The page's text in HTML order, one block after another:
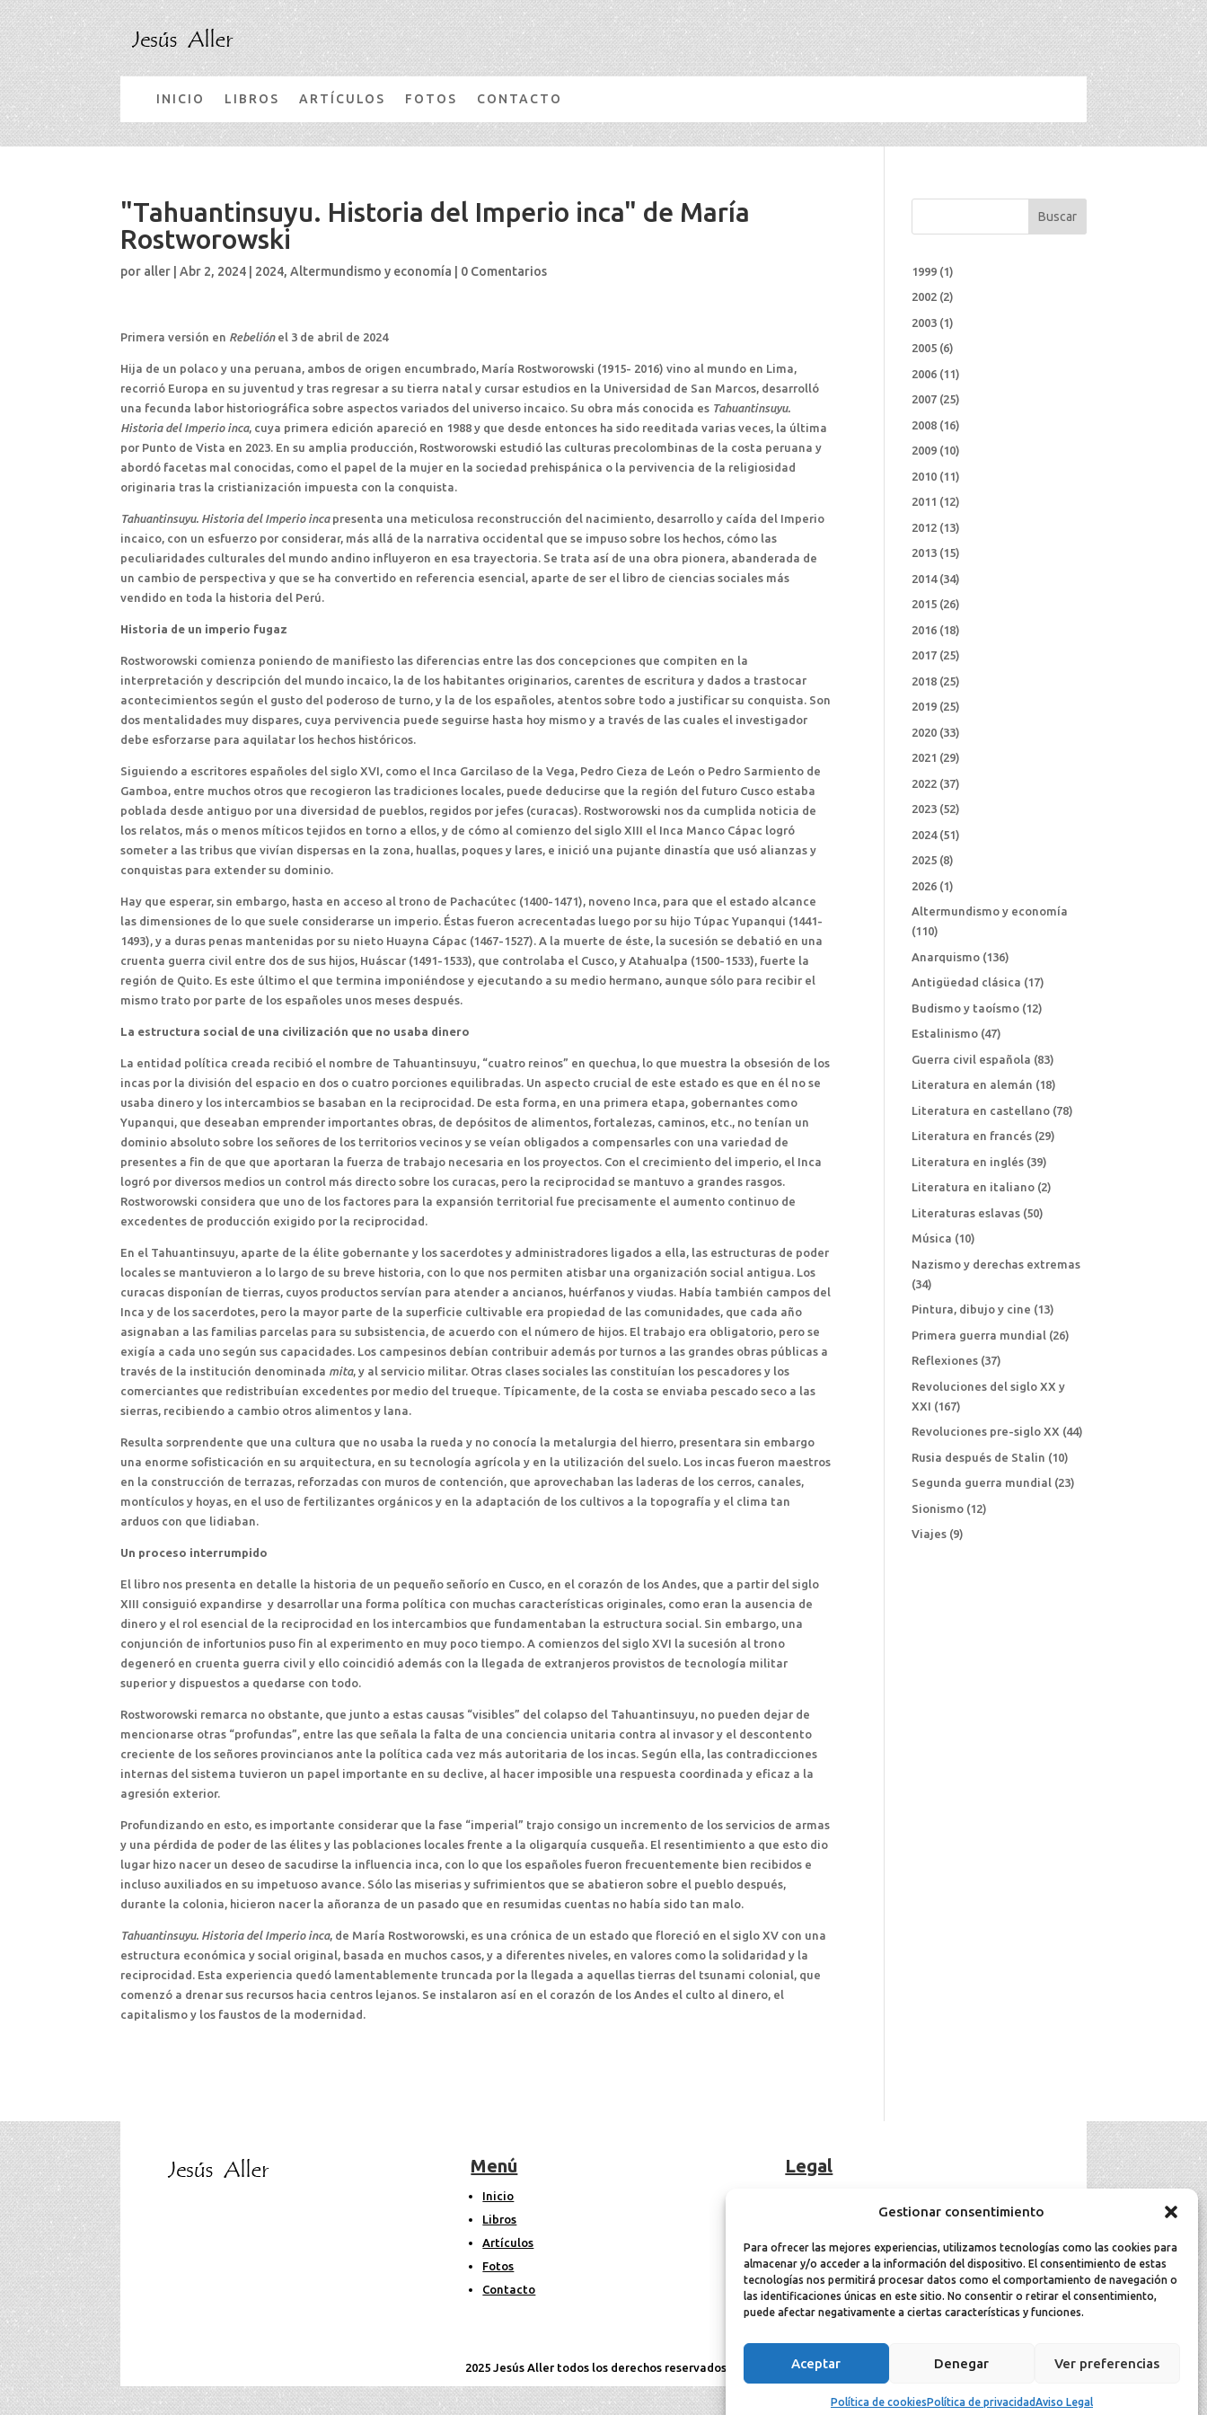
Gestionar consentimiento
Para ofrecer las mejores experiencias, utilizamos tecnologías como las cookies para
almacenar y/o acceder a la información del dispositivo. El consentimiento de estas
tecnologías nos permitirá procesar datos como el comportamiento de navegación o
las identificaciones únicas en este sitio. No consentir o retirar el consentimiento,
puede afectar negativamente a ciertas características y funciones.
Aceptar Denegar Ver preferencias
Política de cookiesPolítica de privacidadAviso Legal
INICIO LIBROS ARTÍCULOS FOTOS CONTACTO
"Tahuantinsuyu. Historia del Imperio inca" de María
Rostworowski
por aller |Abr 2, 2024 2024,Altermundismo y economía 0 Comentarios
Primera versión en Rebeliónel 3 de abril de 2024
Hija de un polaco y una peruana, ambos de origen encumbrado, María Rostworowski (1915- 2016) vino al mundo en Lima,
recorrió Europa en su juventud y tras regresar a su tierra natal y cursar estudios en la Universidad de San Marcos, desarrolló
una fecunda labor historiográfica sobre aspectos variados del universo incaico. Su obra más conocida es Tahuantinsuyu.
Historia del Imperio inca, cuya primera edición apareció en 1988 y que desde entonces ha sido reeditada varias veces, la última
por Punto de Vista en 2023. En su amplia producción, Rostworowski estudió las culturas precolombinas de la costa peruana y
abordó facetas mal conocidas, como el papel de la mujer en la sociedad prehispánica o la pervivencia de la religiosidad
originaria tras la cristianización impuesta con la conquista.
Tahuantinsuyu. Historia del Imperio incapresenta una meticulosa reconstrucción del nacimiento, desarrollo y caída del Imperio
incaico, con un esfuerzo por considerar, más allá de la narrativa occidental que se impuso sobre los hechos, cómo las
peculiaridades culturales del mundo andino influyeron en esa trayectoria. Se trata así de una obra pionera, abanderada de
un cambio de perspectiva y que se ha convertido en referencia esencial, aparte de ser el libro de ciencias sociales más
vendido en toda la historia del Perú.
Historia de un imperio fugaz
Rostworowski comienza poniendo de manifiesto las diferencias entre las dos concepciones que compiten en la
interpretación y descripción del mundo incaico, la de los habitantes originarios, carentes de escritura y dados a trastocar
acontecimientos según el gusto del poderoso de turno, y la de los españoles, atentos sobre todo a justificar su conquista. Son
dos mentalidades muy dispares, cuya pervivencia puede seguirse hasta hoy mismo y a través de las cuales el investigador
debe esforzarse para aquilatar los hechos históricos.
Siguiendo a escritores españoles del siglo XVI, como el Inca Garcilaso de la Vega, Pedro Cieza de León o Pedro Sarmiento de
Gamboa, entre muchos otros que recogieron las tradiciones locales, puede deducirse que la región del futuro Cusco estaba
poblada desde antiguo por una diversidad de pueblos, regidos por jefes (curacas). Rostworowski nos da cumplida noticia de
los relatos, más o menos míticos tejidos en torno a ellos, y de cómo al comienzo del siglo XIII el Inca Manco Cápac logró
someter a las tribus que vivían dispersas en la zona, huallas, poques y lares, e inició una pujante dinastía que usó alianzas y
conquistas para extender su dominio.
Hay que esperar, sin embargo, hasta en acceso al trono de Pachacútec (1400-1471), noveno Inca, para que el estado alcance
las dimensiones de lo que suele considerarse un imperio. Éstas fueron acrecentadas luego por su hijo Túpac Yupanqui (1441-
1493), y a duras penas mantenidas por su nieto Huayna Cápac (1467-1527). A la muerte de éste, la sucesión se debatió en una
cruenta guerra civil entre dos de sus hijos, Huáscar (1491-1533), que controlaba el Cusco, y Atahualpa (1500-1533), fuerte la
región de Quito. Es este último el que termina imponiéndose y ejecutando a su medio hermano, aunque sólo para recibir el
mismo trato por parte de los españoles unos meses después.
La estructura social de una civilización que no usaba dinero
La entidad política creada recibió el nombre de Tahuantinsuyu, “cuatro reinos” en quechua, lo que muestra la obsesión de los
incas por la división del espacio en dos o cuatro porciones equilibradas. Un aspecto crucial de este estado es que en él no se
usaba dinero y los intercambios se basaban en la reciprocidad. De esta forma, en una primera etapa, gobernantes como
Yupanqui, que deseaban emprender importantes obras, de depósitos de alimentos, fortalezas, caminos, etc., no tenían un
dominio absoluto sobre los señores de los territorios vecinos y se veían obligados a compensarles con una variedad de
presentes a fin de que que aportaran la fuerza de trabajo necesaria en los proyectos. Con el crecimiento del imperio, el Inca
logró por diversos medios un control más directo sobre los curacas, pero la reciprocidad se mantuvo a grandes rasgos.
Rostworowski considera que uno de los factores para la expansión territorial fue precisamente el aumento continuo de
excedentes de producción exigido por la reciprocidad.
En el Tahuantinsuyu, aparte de la élite gobernante y los sacerdotes y administradores ligados a ella, las estructuras de poder
locales se mantuvieron a lo largo de su breve historia, con lo que nos permiten atisbar una organización social antigua. Los
curacas disponían de tierras, cuyos productos servían para atender a ancianos, huérfanos y viudas. Había también campos del
Inca y de los sacerdotes, pero la mayor parte de la superficie cultivable era propiedad de las comunidades, que cada año
asignaban a las familias parcelas para su subsistencia, de acuerdo con el número de hijos. El trabajo era obligatorio, pero se
exigía a cada uno según sus capacidades. Los campesinos debían contribuir además por turnos a las grandes obras públicas a
través de la institución denominada mita, y al servicio militar. Otras clases sociales las constituían los pescadores y los
comerciantes que redistribuían excedentes por medio del trueque. Típicamente, de la costa se enviaba pescado seco a las
sierras, recibiendo a cambio otros alimentos y lana.
Resulta sorprendente que una cultura que no usaba la rueda y no conocía la metalurgia del hierro, presentara sin embargo
una enorme sofisticación en su arquitectura, en su tecnología agrícola y en la utilización del suelo. Los incas fueron maestros
en la construcción de terrazas, reforzadas con muros de contención, que aprovechaban las laderas de los cerros, canales,
montículos y hoyas, en el uso de fertilizantes orgánicos y en la adaptación de los cultivos a la topografía y el clima tan
arduos con que lidiaban.
Un proceso interrumpido
El libro nos presenta en detalle la historia de un pequeño señorío en Cusco, en el corazón de los Andes, que a partir del siglo
XIII consiguió expandirse y desarrollar una forma política con muchas características originales, como eran la ausencia de
dinero y el rol esencial de la reciprocidad en los intercambios que fundamentaban la estructura social. Sin embargo, una
conjunción de infortunios puso fin al experimento en muy poco tiempo. A comienzos del siglo XVI la sucesión al trono
degeneró en cruenta guerra civil y ello coincidió además con la llegada de extranjeros provistos de tecnología militar
superior y dispuestos a quedarse con todo.
Rostworowski remarca no obstante, que junto a estas causas “visibles” del colapso del Tahuantinsuyu, no pueden dejar de
mencionarse otras “profundas”, entre las que señala la falta de una conciencia unitaria contra al invasor y el descontento
creciente de los señores provincianos ante la política cada vez más autoritaria de los incas. Según ella, las contradicciones
internas del sistema tuvieron un papel importante en su declive, al hacer imposible una respuesta coordinada y eficaz a la
agresión exterior.
Profundizando en esto, es importante considerar que la fase “imperial” trajo consigo un incremento de los servicios de armas
y una pérdida de poder de las élites y las poblaciones locales frente a la oligarquía cusqueña. El resentimiento a que esto dio
lugar hizo nacer un deseo de sacudirse la influencia inca, con lo que los españoles fueron frecuentemente bien recibidos e
incluso auxiliados en su impetuoso avance. Sólo las miserias y sufrimientos que se abatieron sobre el pueblo después,
durante la colonia, hicieron nacer la añoranza de un pasado que en resumidas cuentas no había sido tan malo.
Tahuantinsuyu. Historia del Imperio inca, de María Rostworowski, es una crónica de un estado que floreció en el siglo XV con una
estructura económica y social original, basada en muchos casos, y a diferentes niveles, en valores como la solidaridad y la
reciprocidad. Esta experiencia quedó lamentablemente truncada por la llegada a aquellas tierras del tsunami colonial, que
comenzó a drenar sus recursos hacia centros lejanos. Se instalaron así en el corazón de los Andes el culto al dinero, el
capitalismo y los faustos de la modernidad.
Buscar
1999 (1)
2002 (2)
2003 (1)
2005 (6)
2006 (11)
2007 (25)
2008 (16)
2009 (10)
2010 (11)
2011 (12)
2012 (13)
2013 (15)
2014(34)
2015 (26)
2016 (18)
2017 (25)
2018 (25)
2019 (25)
2020 (33)
2021 (29)
2022 (37)
2023 (52)
2024(51)
2025 (8)
2026 (1)
Altermundismo y economía
(110)
Anarquismo (136)
Antigüedad clásica (17)
Budismo y taoísmo (12)
Estalinismo (47)
Guerra civil española (83)
Literatura en alemán (18)
Literatura en castellano (78)
Literatura en francés (29)
Literatura en inglés (39)
Literatura en italiano (2)
Literaturas eslavas (50)
Música (10)
Nazismo y derechas extremas
(34)
Pintura, dibujo y cine (13)
Primera guerra mundial (26)
Reflexiones (37)
Revoluciones del siglo XX y
XXI (167)
Revoluciones pre-siglo XX (44)
Rusia después de Stalin (10)
Segunda guerra mundial (23)
Sionismo (12)
Viajes (9)
Menú
Inicio
Libros
Artículos
Fotos
Contacto
Legal
Política de cookies
Política de privacidad
2025 Jesús Aller todos los derechos reservados ©.